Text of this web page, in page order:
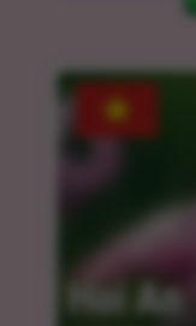
Hoi An